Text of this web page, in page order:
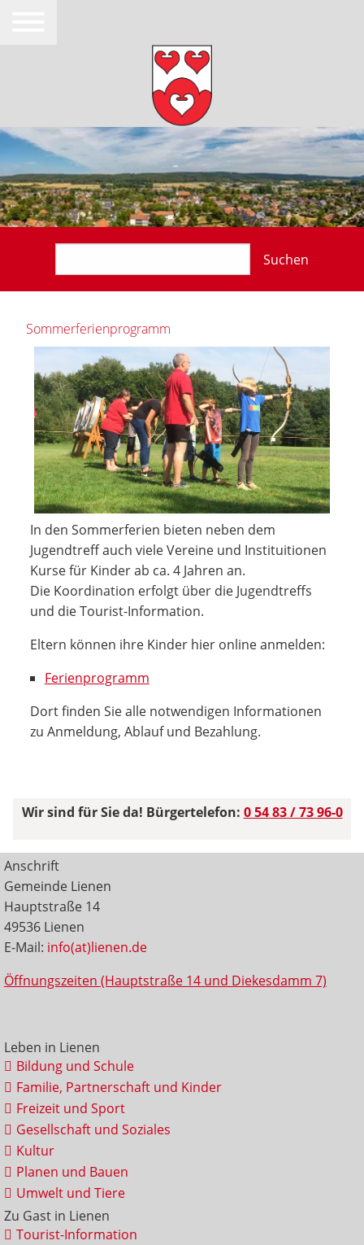
Suchen
Sommerferienprogramm
In den Sommerferien bieten neben dem
Jugendtreff auch viele Vereine und Instituitionen
Kurse für Kinder ab ca. 4 Jahren an.
Die Koordination erfolgt über die Jugendtreffs
und die Tourist-Information.
Eltern können ihre Kinder hier online anmelden:
Ferienprogramm
Dort finden Sie alle notwendigen Informationen
zu Anmeldung, Ablauf und Bezahlung.
Wir sind für Sie da! Bürgertelefon: 0 54 83 / 73 96-0
Anschrift
Gemeinde Lienen
Hauptstraße 14
49536 Lienen
E-Mail: info(at)lienen.de
Öffnungszeiten (Hauptstraße 14 und Diekesdamm 7)
Leben in Lienen
Bildung und Schule
Familie, Partnerschaft und Kinder
Freizeit und Sport
Gesellschaft und Soziales
Kultur
Planen und Bauen
Umwelt und Tiere
Zu Gast in Lienen
Tourist-Information